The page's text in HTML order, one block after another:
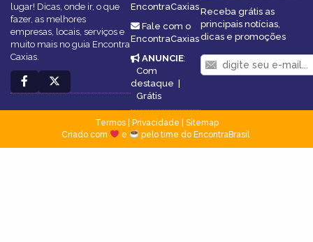
lugar! Dicas, onde ir, o que
fazer, as melhores
empresas, locais, serviços e
muito mais no guia Encontra
Caxias.
EncontraCaxias
Fale com o
EncontraCaxias
ANUNCIE:
Com
destaque
Grátis
Receba grátis as
principais notícias,
dicas e promoções
Termos| Privacidade
Sitemap
Criado com
e pelo time do EncontraBrasil